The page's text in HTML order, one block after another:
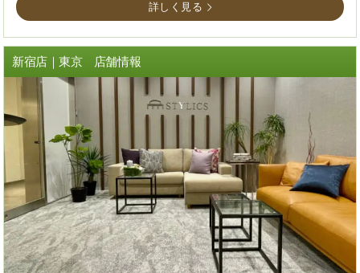
詳しく見る
新宿店｜東京 店舗情報